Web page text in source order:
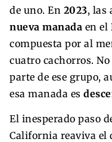
de uno. En 2023, las
nueva manada en el
compuesta por al
cuatro cachorros.
parte de ese grupo,
esa manada es
El inesperado paso
California reaviva el